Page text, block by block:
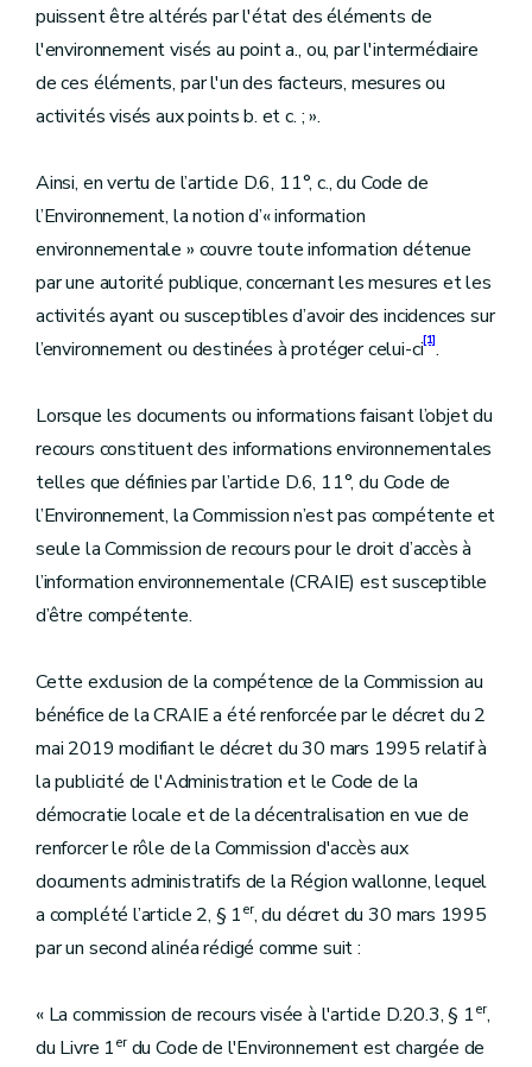
puissent être altérés par l'état des éléments de
l'environnement visés au point a., ou, par l'intermédiaire
de ces éléments, par l'un des facteurs, mesures ou
activités visés aux points b. et c. ; ».
Ainsi, en vertu de l’article D.6, 11°, c., du Code de
l’Environnement, la notion d’« information
environnementale » couvre toute information détenue
par une autorité publique, concernant les mesures et les
activités ayant ou susceptibles d’avoir des incidences sur
l’environnement ou destinées à protéger celui-ci[1].
Lorsque les documents ou informations faisant l’objet du
recours constituent des informations environnementales
telles que définies par l’article D.6, 11°, du Code de
l’Environnement, la Commission n’est pas compétente et
seule la Commission de recours pour le droit d’accès à
l’information environnementale (CRAIE) est susceptible
d’être compétente.
Cette exclusion de la compétence de la Commission au
bénéfice de la CRAIE a été renforcée par le décret du 2
mai 2019 modifiant le décret du 30 mars 1995 relatif à
la publicité de l'Administration et le Code de la
démocratie locale et de la décentralisation en vue de
renforcer le rôle de la Commission d'accès aux
documents administratifs de la Région wallonne, lequel
a complété l’article 2, § 1er, du décret du 30 mars 1995
par un second alinéa rédigé comme suit :
« La commission de recours visée à l'article D.20.3, § 1er,
du Livre 1erdu Code de l'Environnement est chargée de